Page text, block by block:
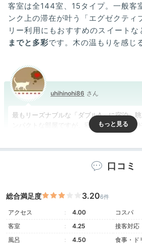
客室は全144室、15タイプ。一般客
ンク上の滞在が叶う「エグゼクティ
リー利用にもおすすめのスイートな
までと多彩です。木の温もりを感じ
uhihinohi86
最もリーズナブルな「ダブルA」に宿泊。
ンパクトな部屋ですが、寝心地の良いベッ
ソファーがあって寛げます。新しくて水回
Lounge
17:00
バッハの音楽に包まれ
口コミ
総合満足度 3.206件
アクセス 4.00 コスパ
客室
4.25 接客対応
風呂
4.50 食事・ド